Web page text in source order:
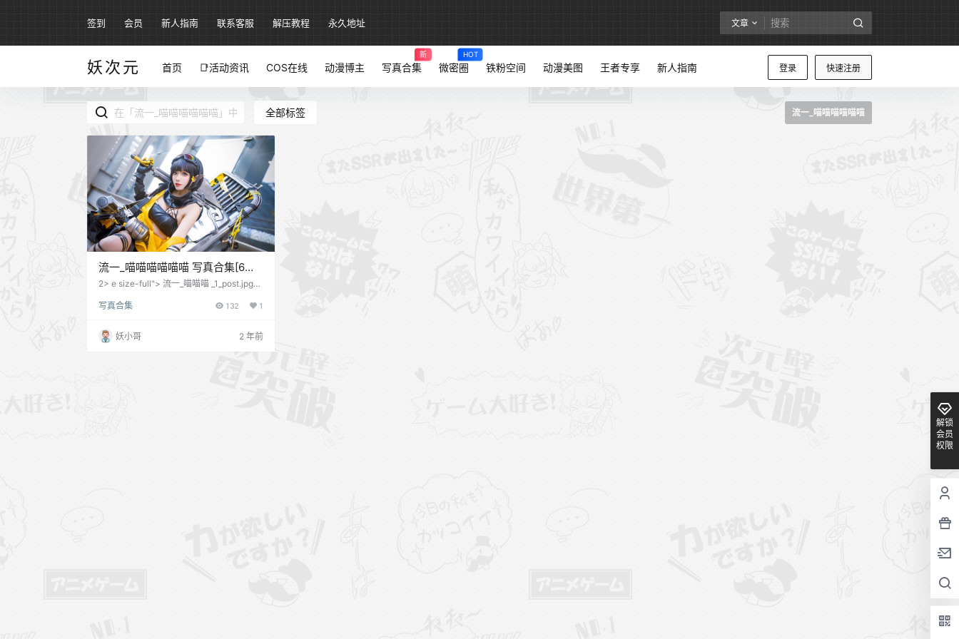
签到 会员 新人指南 联系客服 解压教程 永久地址 文章
妖次元 登录 快速注册
首页 📑活动资讯 COS在线 动漫博主 写真合集
新
微密圈
HOT
铁粉空间 动漫美图 王者专享 新人指南
全部标签 流一_喵喵喵喵喵喵
流一_喵喵喵喵喵喵 写真合集[6套]
[持续更新]
2> e size-full"> 流一_喵喵喵 _1_post.jpg"
class="w" class="wp-ima，原图无压缩，
写真合集 132 1
妖小哥 2 年前
解锁
会员
权限